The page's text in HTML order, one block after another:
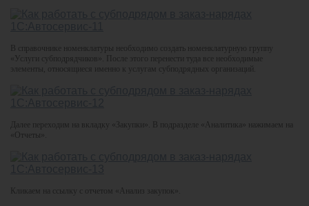
В справочнике номенклатуры необходимо создать номенклатурную группу
«Услуги субподрядчиков». После этого перенести туда все необходимые
элементы, относящиеся именно к услугам субподрядных организаций.
Далее переходим на вкладку «Закупки». В подразделе «Аналитика» нажимаем на
«Отчеты».
Кликаем на ссылку с отчетом «Анализ закупок».